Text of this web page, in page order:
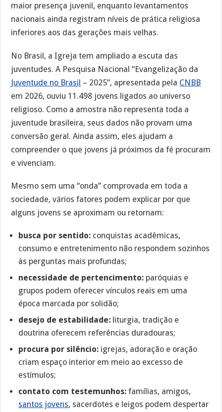
maior presença juvenil, enquanto levantamentos
nacionais ainda registram níveis de prática religiosa
inferiores aos das gerações mais velhas.
No Brasil, a Igreja tem ampliado a escuta das
juventudes. A Pesquisa Nacional “Evangelização da
Juventude no Brasil – 2025”, apresentada pela CNBB
em 2026, ouviu 11.498 jovens ligados ao universo
religioso. Como a amostra não representa toda a
juventude brasileira, seus dados não provam uma
conversão geral. Ainda assim, eles ajudam a
compreender o que jovens já próximos da fé procuram
e vivenciam.
Mesmo sem uma “onda” comprovada em toda a
sociedade, vários fatores podem explicar por que
alguns jovens se aproximam ou retornam:
busca por sentido: conquistas acadêmicas,
consumo e entretenimento não respondem sozinhos
às perguntas mais profundas;
necessidade de pertencimento: paróquias e
grupos podem oferecer vínculos reais em uma
época marcada por solidão;
desejo de estabilidade: liturgia, tradição e
doutrina oferecem referências duradouras;
procura por silêncio: igrejas, adoração e oração
criam espaço interior em meio ao excesso de
estímulos;
contato com testemunhos: famílias, amigos,
santos jovens, sacerdotes e leigos podem despertar